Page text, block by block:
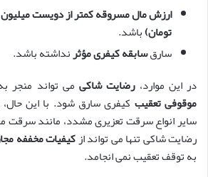
ارزش مال مسروقه کمتر از دویست
تومان)باشد.
سارقسابقه کیفری مؤثرنداشته باشد.
در این موارد،رضایت شاکی می تواند منجر
موقوفی تعقیب کیفری سارق شود. با این
سایر انواع سرقت تعزیری مشدد، مانند سرقت
رضایت شاکی تنها می تواند ازکیفیات مخففه
به توقف تعقیب نمی انجامد.